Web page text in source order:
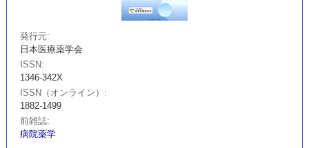
発行元
日本医療薬学会
ISSN
1346-342X
ISSN（オンライン）
1882-1499
前雑誌
病院薬学